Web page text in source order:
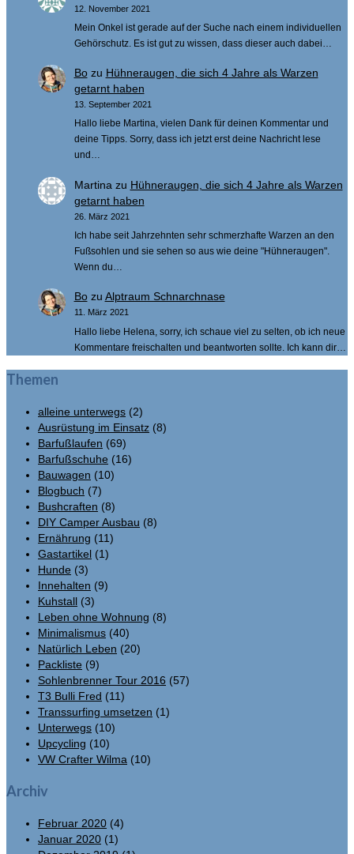
12. November 2021
Mein Onkel ist gerade auf der Suche nach einem individuellen
Gehörschutz. Es ist gut zu wissen, dass dieser auch dabei…
Bozu Hühneraugen, die sich 4 Jahre als Warzen
getarnt haben
13. September 2021
Hallo liebe Martina, vielen Dank für deinen Kommentar und
deine Tipps. Sorry, dass ich jetzt erst deine Nachricht lese
und…
Martina zu Hühneraugen, die sich 4 Jahre als Warzen
getarnt haben
26. März 2021
Ich habe seit Jahrzehnten sehr schmerzhafte Warzen an den
Fußsohlen und sie sehen so aus wie deine "Hühneraugen".
Wenn du…
Bozu Alptraum Schnarchnase
11. März 2021
Hallo liebe Helena, sorry, ich schaue viel zu selten, ob ich neue
Kommentare freischalten und beantworten sollte. Ich kann dir…
Themen
alleine unterwegs (2)
Ausrüstung im Einsatz (8)
Barfußlaufen (69)
Barfußschuhe (16)
Bauwagen (10)
Blogbuch (7)
Bushcraften (8)
DIY Camper Ausbau (8)
Ernährung (11)
Gastartikel (1)
Hunde (3)
Innehalten (9)
Kuhstall (3)
Leben ohne Wohnung (8)
Minimalismus (40)
Natürlich Leben (20)
Packliste (9)
Sohlenbrenner Tour 2016 (57)
T3 Bulli Fred (11)
Transsurfing umsetzen (1)
Unterwegs (10)
Upcycling (10)
VW Crafter Wilma (10)
Archiv
Februar 2020 (4)
Januar 2020 (1)